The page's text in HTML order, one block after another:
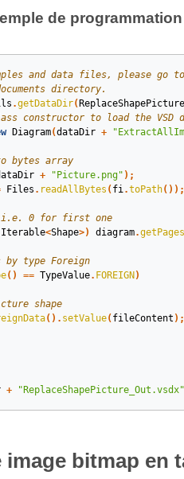
de programmation
and data files, please go
directory.
.getDataDir( ReplaceShapePicture
constructor to load the VSD
Diagram(dataDir +
bytes array
+ "Picture.png" );
Files . readAllBytes ( fi.toPath());
i.e. 0 for first one
Iterable<Shape>) diagram.getPages
type Foreign
() == TypeValue. FOREIGN )
shape
(). setValue( fileContent );
+ "ReplaceShapePicture_Out.vsdx"
image bitmap en